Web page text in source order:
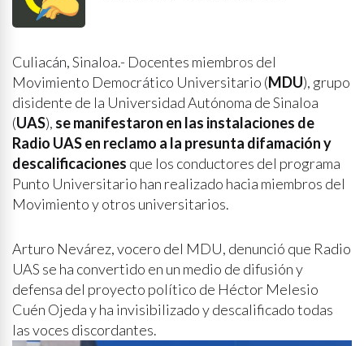
Culiacán, Sinaloa.- Docentes miembros del
Movimiento Democrático Universitario (MDU), grupo
disidente de la Universidad Autónoma de Sinaloa
(UAS), se manifestaron en las instalaciones de
Radio UAS en reclamo a la presunta difamación y
descalificaciones que los conductores del programa
Punto Universitario han realizado hacia miembros del
Movimiento y otros universitarios.
Arturo Nevárez, vocero del MDU, denunció que Radio
UAS se ha convertido en un medio de difusión y
defensa del proyecto político de Héctor Melesio
Cuén Ojeda y ha invisibilizado y descalificado todas
las voces discordantes.